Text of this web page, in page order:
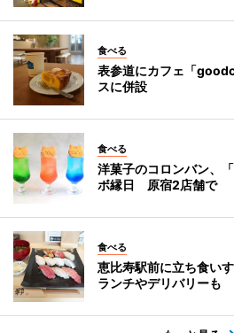
食べる
表参道にカフェ「
スに併設
食べる
洋菓子のコロンバン、
ボ縁日 原宿2店舗で
食べる
恵比寿駅前に立ち食い
ランチやデリバリーも